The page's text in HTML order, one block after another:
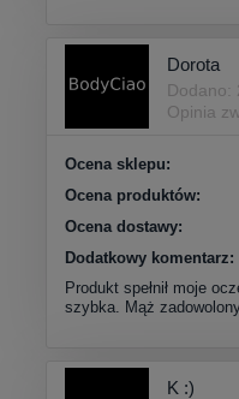
Dorota
Dodano:
Opinia
Ocena sklepu:
Ocena produktów:
Ocena dostawy:
Dodatkowy komentarz:
Produkt spełnił moje
szybka. Mąż
K :)